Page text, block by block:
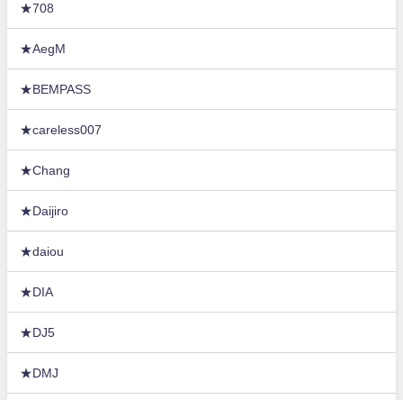
★708
★AegM
★BEMPASS
★careless007
★Chang
★Daijiro
★daiou
★DIA
★DJ5
★DMJ